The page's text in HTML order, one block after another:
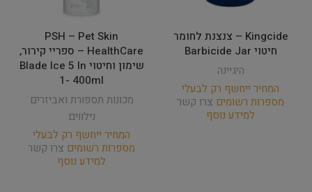
Kingcide – צנצנת לחומר
חיטוי Barbicide Jar
היגיינה
המחיר ייחשף רק לבעלי
מספרות רשומים צרו קשר
למידע נוסף
PSH – Pet Skin
HealthCare – ספריי קירור,
שימון וחיטוי Blade Ice 5 In
1- 400ml
מכונות תספורת ואביזרים
נילווים
המחיר ייחשף רק לבעלי
מספרות רשומים צרו קשר
למידע נוסף